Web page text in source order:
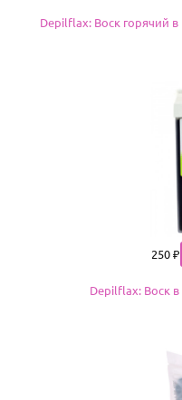
Depilflax: Воск горячий в
Цена
250 ₽
Depilflax: Воск